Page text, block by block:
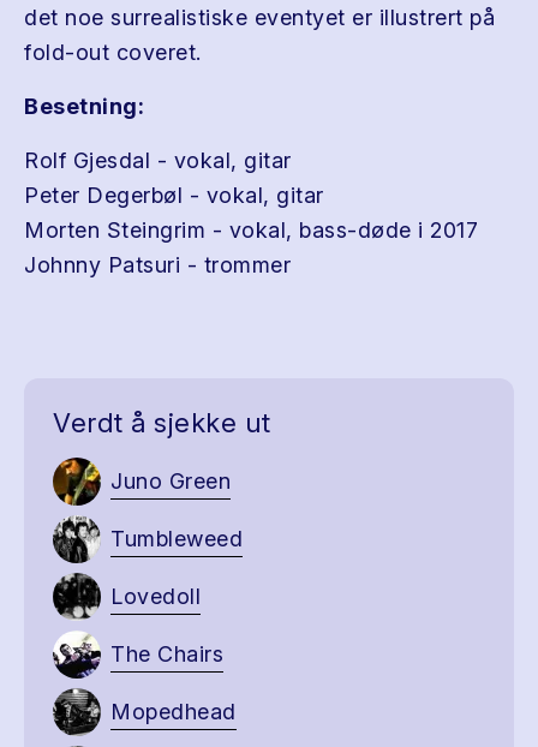
det noe surrealistiske eventyet er illustrert på
fold-out coveret.
Besetning:
Rolf Gjesdal - vokal, gitar
Peter Degerbøl - vokal, gitar
Morten Steingrim - vokal, bass-døde i 2017
Johnny Patsuri - trommer
Verdt å sjekke ut
Juno Green
Tumbleweed
Lovedoll
The Chairs
Mopedhead